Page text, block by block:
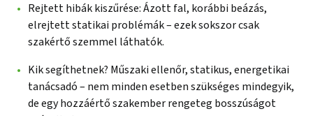
Rejtett hibák kiszűrése: Ázott fal, korábbi beázás,
elrejtett statikai problémák – ezek sokszor csak
szakértő szemmel láthatók.
Kik segíthetnek? Műszaki ellenőr, statikus, energetikai
tanácsadó – nem minden esetben szükséges mindegyik,
de egy hozzáértő szakember rengeteg bosszúságot